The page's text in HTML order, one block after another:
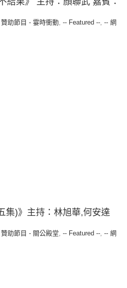
助節目 - 霎時衝動, -- Featured --, -- 網
集)》主持：林旭華,何安達
助節目 - 關公殿堂, -- Featured --, -- 網